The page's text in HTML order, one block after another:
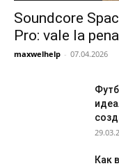
Soundcore
Pro: vale la
maxwelhelp - 07.04.2026
Как